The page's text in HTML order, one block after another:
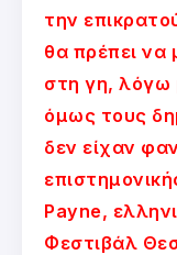
την
θα πρέπει να
στη γη, λόγω
όμως τους
δεν είχαν
Payne,
Φεστιβάλ